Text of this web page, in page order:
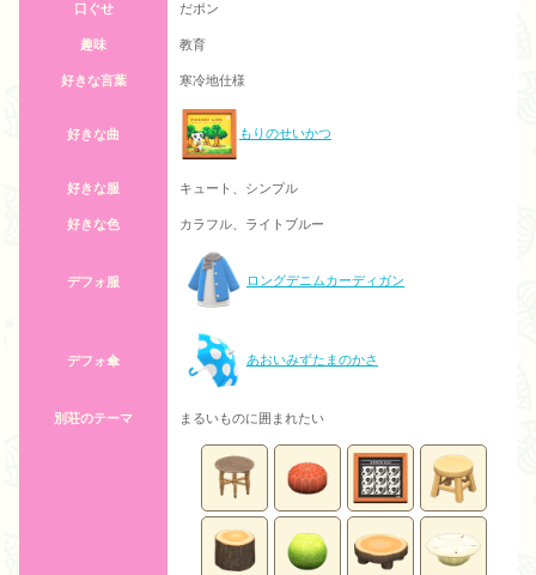
口ぐせ だポン
趣味 教育
好きな言葉 寒冷地仕様
好きな曲 もりのせいかつ
好きな服 キュート、シンプル
好きな色 カラフル、ライトブルー
デフォ服 ロングデニムカーディガン
デフォ傘 あおいみずたまのかさ
別荘のテーマ まるいものに囲まれたい